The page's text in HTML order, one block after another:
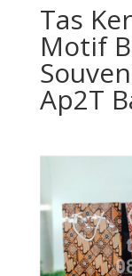
Tas
Motif
Ap2T